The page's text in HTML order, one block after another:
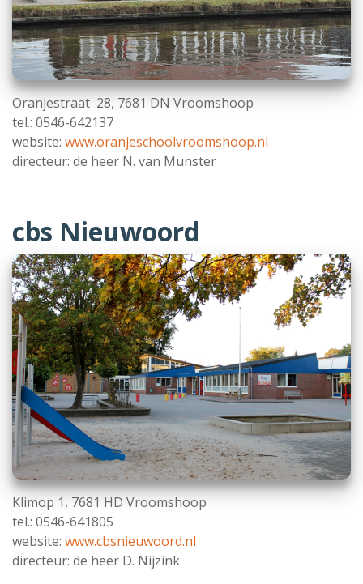
Oranjestraat 28, 7681 DN Vroomshoop
tel.: 0546-642137
website: www.oranjeschoolvroomshoop.nl
directeur: de heer N. van Munster
cbs Nieuwoord
Klimop 1, 7681 HD Vroomshoop
tel.: 0546-641805
website: www.cbsnieuwoord.nl
directeur: de heer D. Nijzink